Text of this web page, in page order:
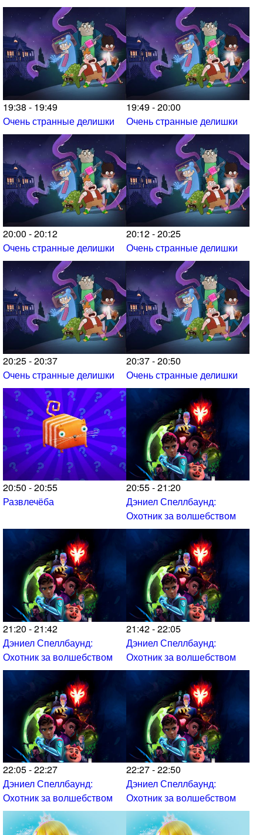
19:38 - 19:49
Очень странные делишки
19:49 - 20:00
Очень странные делишки
20:00 - 20:12
Очень странные делишки
20:12 - 20:25
Очень странные делишки
20:25 - 20:37
Очень странные делишки
20:37 - 20:50
Очень странные делишки
20:50 - 20:55
Развлечёба
20:55 - 21:20
Дэниел Спеллбаунд:
Охотник за волшебством
21:20 - 21:42
Дэниел Спеллбаунд:
Охотник за волшебством
21:42 - 22:05
Дэниел Спеллбаунд:
Охотник за волшебством
22:05 - 22:27
Дэниел Спеллбаунд:
Охотник за волшебством
22:27 - 22:50
Дэниел Спеллбаунд:
Охотник за волшебством